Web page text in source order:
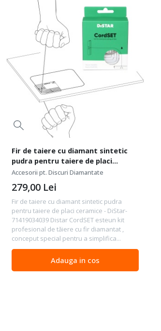
Fir de taiere cu diamant sintetic
pudra pentru taiere de placi
ceramice - DiStar-71419034039
Accesorii pt. Discuri Diamantate
Fir de taiere cu diamant sintetic pudra
pentru taiere de placi ceramice - DiStar-
71419034039 Distar CordSET esteun kit
profesional de tăiere cu fir diamantat ,
conceput special pentru a simplifica...
279,00 Lei
Adauga in cos